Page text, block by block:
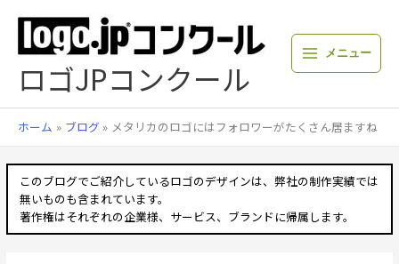
プ
ロゴJPコンクール
メニュー
ホーム ブログ メタリカのロゴにはフォロワーがたくさん居ますね
このブログでご紹介しているロゴのデザインは、弊社の制作実績では
無いものも含まれています。
著作権はそれぞれの企業様、サービス、ブランドに帰属します。